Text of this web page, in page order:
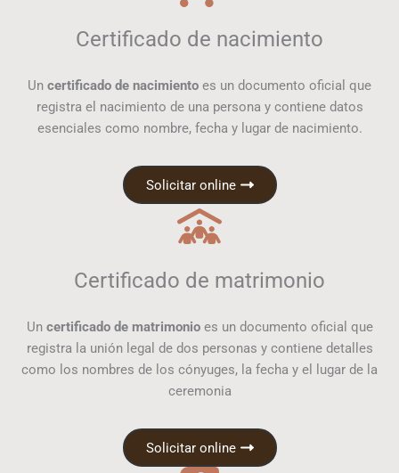
Certificado de nacimiento
Un certificado de nacimiento es un documento oficial que
registra el nacimiento de una persona y contiene datos
esenciales como nombre, fecha y lugar de nacimiento.
Solicitar online
Certificado de matrimonio
Un certificado de matrimonioes un documento oficial que
registra la unión legal de dos personas y contiene detalles
como los nombres de los cónyuges, la fecha y el lugar de la
ceremonia
Solicitar online